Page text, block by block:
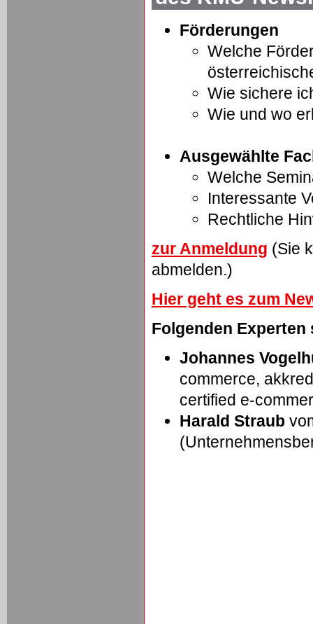
Förderungen
Welche
Wie sichere
Wie und wo
Ausgewählte
Welche
Interessante
Rechtliche
zur Anmeldung (Sie
abmelden.)
Hier geht es zum
Folgenden
Johannes
commerce,
certified e-
Harald Straub